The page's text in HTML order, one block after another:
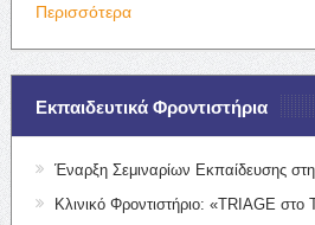
Περισσότερα
Εκπαιδευτικά Φροντιστήρια
Έναρξη Σεμιναρίων Εκπαίδευσης
Κλινικό Φροντιστήριο: «TRIAGE